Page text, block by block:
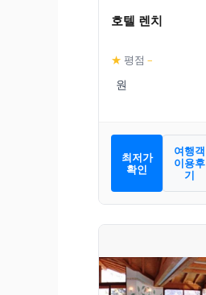
호텔 렌치
★ 평점 –
최저가
확인
여행객
이용후
기